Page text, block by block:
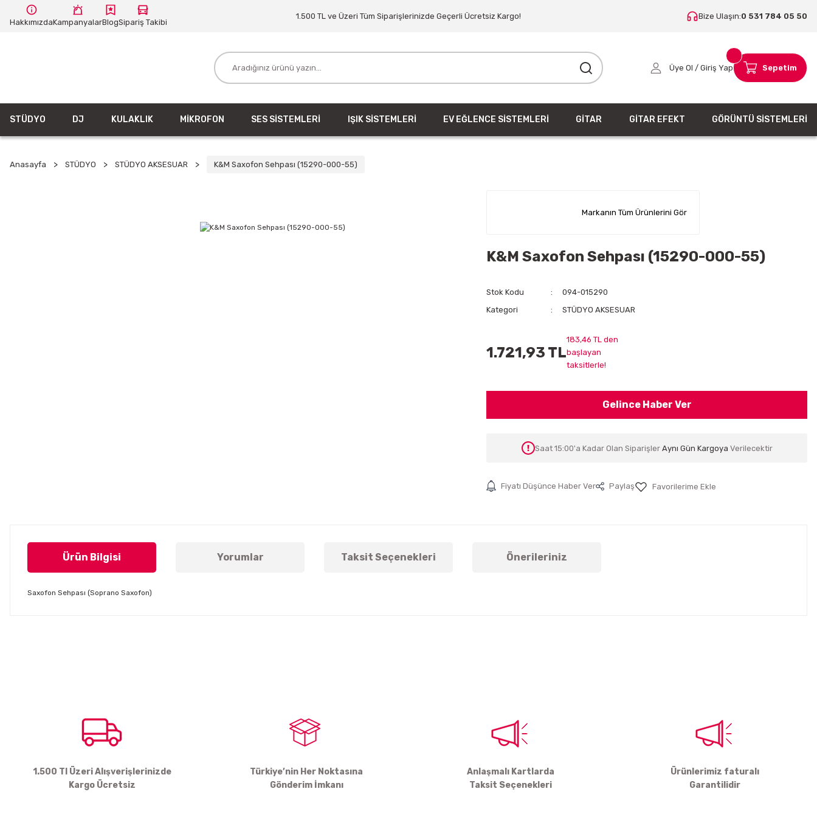
HakkımızdaKampanyalarBlogSipariş Takibi
1.500 TL ve Üzeri Tüm Siparişlerinizde Geçerli Ücretsiz Kargo! Bize Ulaşın:0 531 784 05 50
Üye Ol / Giriş Yap Sepetim
STÜDYO DJ KULAKLIK MİKROFON SES SİSTEMLERİ IŞIK SİSTEMLERİ EV EĞLENCE SİSTEMLERİ GİTAR GİTAR EFEKT GÖRÜNTÜ SİSTEMLERİ
Anasayfa STÜDYO STÜDYO AKSESUAR K&M Saxofon Sehpası (15290-000-55)
Markanın Tüm Ürünlerini Gör
K&M Saxofon Sehpası (15290-000-55)
Stok Kodu
094-015290
Kategori
STÜDYO AKSESUAR
1.721,93 TL
183,46 TL den
başlayan
taksitlerle!
Gelince Haber Ver
Saat 15:00'a Kadar Olan Siparişler Aynı Gün Kargoya Verilecektir
Fiyatı Düşünce Haber Ver Paylaş
Ürün Bilgisi Yorumlar Taksit Seçenekleri Önerileriniz
Saxofon Sehpası (Soprano Saxofon)
Bu ürüne benzer farklı alternatifler olmalı.
1.500 Tl Üzeri Alışverişlerinizde
Kargo Ücretsiz
Türkiye’nin Her Noktasına
Gönderim İmkanı
Anlaşmalı Kartlarda
Taksit Seçenekleri
Ürünlerimiz faturalı
Garantilidir